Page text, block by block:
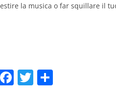
la musica o far squillare il
F
a
T
w